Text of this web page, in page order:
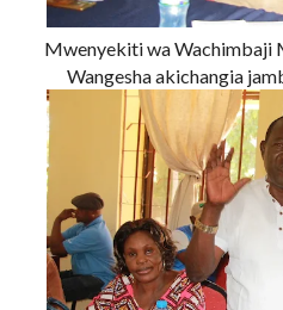
Mwenyekiti wa Wachimbaji
Wangesha akichangia